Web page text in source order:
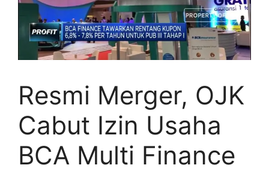
Resmi Merger, OJK
Cabut Izin Usaha
BCA Multi Finance